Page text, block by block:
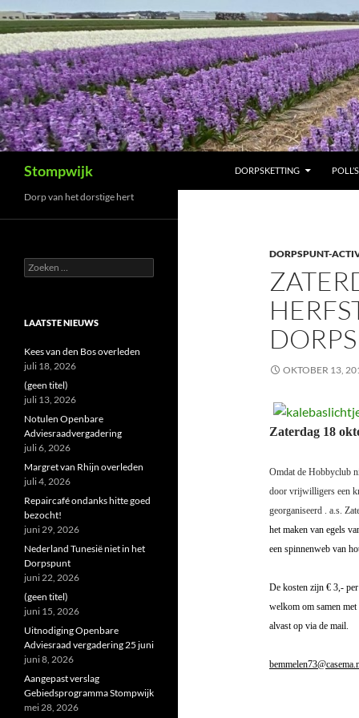
Ga
naar
de
inhoud
Stompwijk DORPSKETTING POLL’S
DORPSPUNT-
OKTOBER 13,
Zaterdag 18
Omdat de Hobbyclub
door vrijwilligers een
georganiseerd . a.s.
het maken van egels
een spinnenweb van
De kosten zijn € 3,-
welkom om samen
alvast op via de mail.
Dorp van het dorstige hert
Zoeken
naar:
LAATSTE NIEUWS
Kees van den Bos overleden
juli 18, 2026
(geen titel)
juli 13, 2026
Notulen Openbare
Adviesraadvergadering
juli 6, 2026
Margret van Rhijn overleden
juli 4, 2026
Repaircafé ondanks hitte goed
bezocht!
juni 29, 2026
Nederland Tunesië niet in het
Dorpspunt
juni 22, 2026
(geen titel)
juni 15, 2026
Uitnodiging Openbare
Adviesraad vergadering 25 juni
juni 8, 2026
Aangepast verslag
Gebiedsprogramma Stompwijk
mei 28, 2026